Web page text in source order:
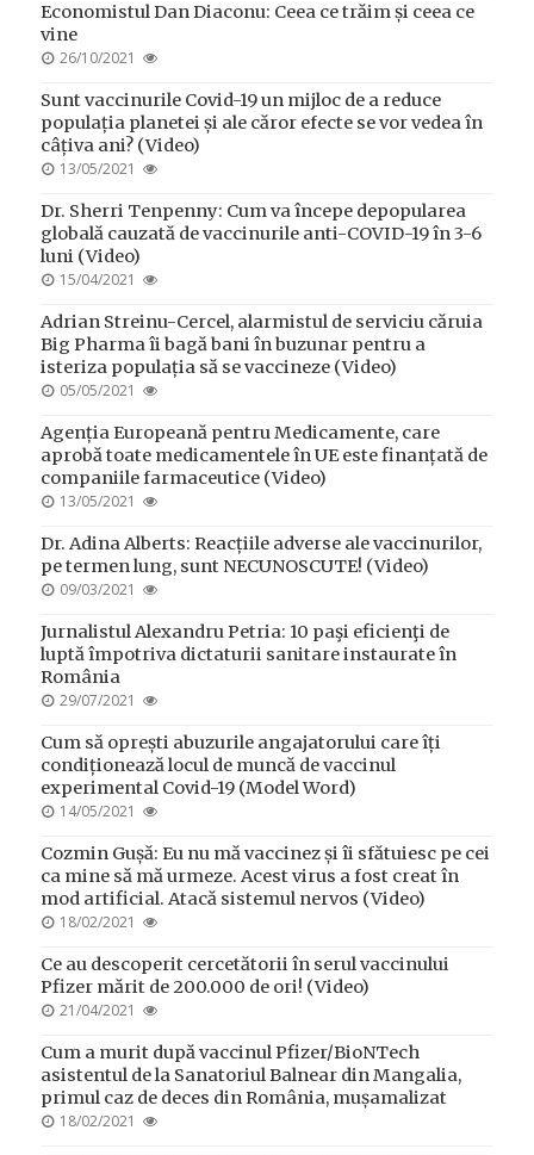
Economistul Dan Diaconu: Ceea ce trăim și ceea ce
vine
POSTED
26/10/2021
Sunt vaccinurile Covid-19 un mijloc de a reduce
populația planetei și ale căror efecte se vor vedea în
câțiva ani? (Video)
POSTED
13/05/2021
Dr. Sherri Tenpenny: Cum va începe depopularea
globală cauzată de vaccinurile anti-COVID-19 în 3-6
luni (Video)
POSTED
15/04/2021
Adrian Streinu-Cercel, alarmistul de serviciu căruia
Big Pharma îi bagă bani în buzunar pentru a
isteriza populația să se vaccineze (Video)
POSTED
05/05/2021
Agenția Europeană pentru Medicamente, care
aprobă toate medicamentele în UE este finanțată de
companiile farmaceutice (Video)
POSTED
13/05/2021
Dr. Adina Alberts: Reacțiile adverse ale vaccinurilor,
pe termen lung, sunt NECUNOSCUTE! (Video)
POSTED
09/03/2021
Jurnalistul Alexandru Petria: 10 paşi eficienţi de
luptă împotriva dictaturii sanitare instaurate în
România
POSTED
29/07/2021
Cum să oprești abuzurile angajatorului care îți
condiționează locul de muncă de vaccinul
experimental Covid-19 (Model Word)
POSTED
14/05/2021
Cozmin Gușă: Eu nu mă vaccinez și îi sfătuiesc pe cei
ca mine să mă urmeze. Acest virus a fost creat în
mod artificial. Atacă sistemul nervos (Video)
POSTED
18/02/2021
Ce au descoperit cercetătorii în serul vaccinului
Pfizer mărit de 200.000 de ori! (Video)
POSTED
21/04/2021
Cum a murit după vaccinul Pfizer/BioNTech
asistentul de la Sanatoriul Balnear din Mangalia,
primul caz de deces din România, mușamalizat
POSTED
18/02/2021